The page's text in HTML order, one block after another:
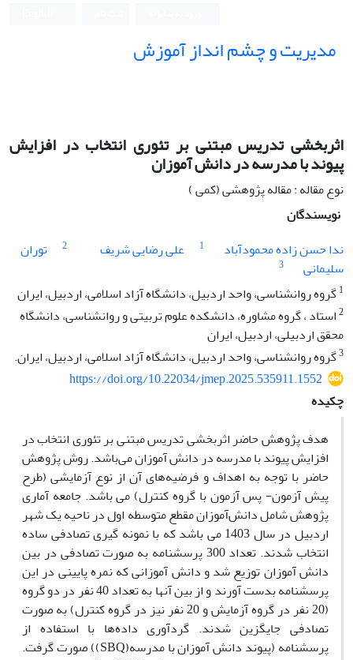
مدیریت و چشم انداز آموزش
اثربخشی تدریس مبتنی بر تئوری انتخاب در افزایش
پیوند با مدرسه در دانش آموزان
نوع مقاله : مقاله پژوهشی (کمی )
نویسندگان
ندا حسن زاده محمودآباد
1 علی رضایی شریف 2
توران
سلیمانی
3
1گروه روانشناسی، واحد اردبیل، دانشگاه آزاد اسلامی، اردبیل، ایران
2استاد ، گروه مشاوره، دانشکده علوم تربیتی و روانشناسی، دانشگاه
محقق اردبیلی، اردبیل، ایران
3گروه روانشناسی، واحد اردبیل، دانشگاه آزاد اسلامی، اردبیل، ایران.
https://doi.org/10.22034/jmep.2025.535911.1552
چکیده
هدف پژوهش حاضر اثربخشی تدریس مبتنی بر تئوری انتخاب در
افزایش پیوند با مدرسه در دانش آموزان می‌باشد. روش پژوهش
حاضر با توجه به اهداف و فرضیه‌های آن از نوع آزمایشی (طرح
پیش آزمون- پس آزمون با گروه کنترل) می باشد. جامعه آماری
پژوهش شامل دانش‌آموزان مقطع متوسطه اول در ناحیه یک شهر
اردبیل در سال 1403 می باشد که با نمونه گیری تصادفی ساده
انتخاب شدند. تعداد 300 پرسشنامه به صورت تصادفی در بین
دانش آموزان توزیع شد و دانش آموزانی که نمره پایینی در این
پرسشنامه بدست آورند و از بین آنها به تعداد 40 نفر در دو گروه
(20 نفر در گروه آزمایش و 20 نفر نیز در گروه کنترل) به صورت
تصادفی جایگزین شدند. گرد‌آوری داده‌ها با استفاده از
پرسشنامه‌ (پیوند دانش آموزان با مدرسه(SBQ)) صورت گرفت.